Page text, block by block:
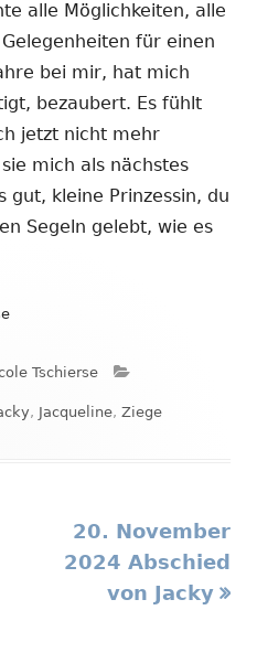
alle Möglichkeiten, alle
für einen
bei mir, hat mich
bezaubert. Es fühlt
jetzt nicht mehr
mich als nächstes
gut, kleine Prinzessin, du
Segeln gelebt, wie es
Tschierse
, Jacqueline, Ziege
Nächster
Beitrag
20. November
2024 Abschied
von Jacky